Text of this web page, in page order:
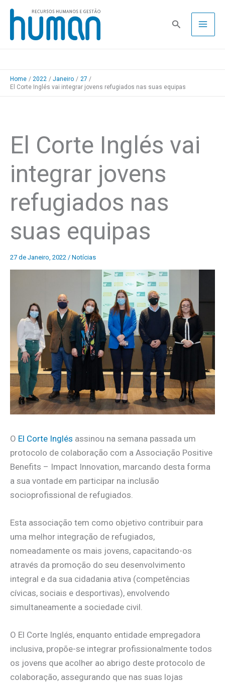
Skip
content
Pesquisa
Home 2022 Janeiro
27
El Corte Inglés vai integrar jovens refugiados nas suas equipas
El Corte Inglés vai
integrar jovens
refugiados nas
suas equipas
27 de Janeiro, 2022 / Notícias
O El Corte Inglés assinou na semana passada um
protocolo de colaboração com a Associação Positive
Benefits – Impact Innovation, marcando desta forma
a sua vontade em participar na inclusão
socioprofissional de refugiados.
Esta associação tem como objetivo contribuir para
uma melhor integração de refugiados,
nomeadamente os mais jovens, capacitando-os
através da promoção do seu desenvolvimento
integral e da sua cidadania ativa (competências
cívicas, sociais e desportivas), envolvendo
simultaneamente a sociedade civil.
O El Corte Inglés, enquanto entidade empregadora
inclusiva, propõe-se integrar profissionalmente todos
os jovens que acolher ao abrigo deste protocolo de
colaboração, assegurando que nas suas lojas